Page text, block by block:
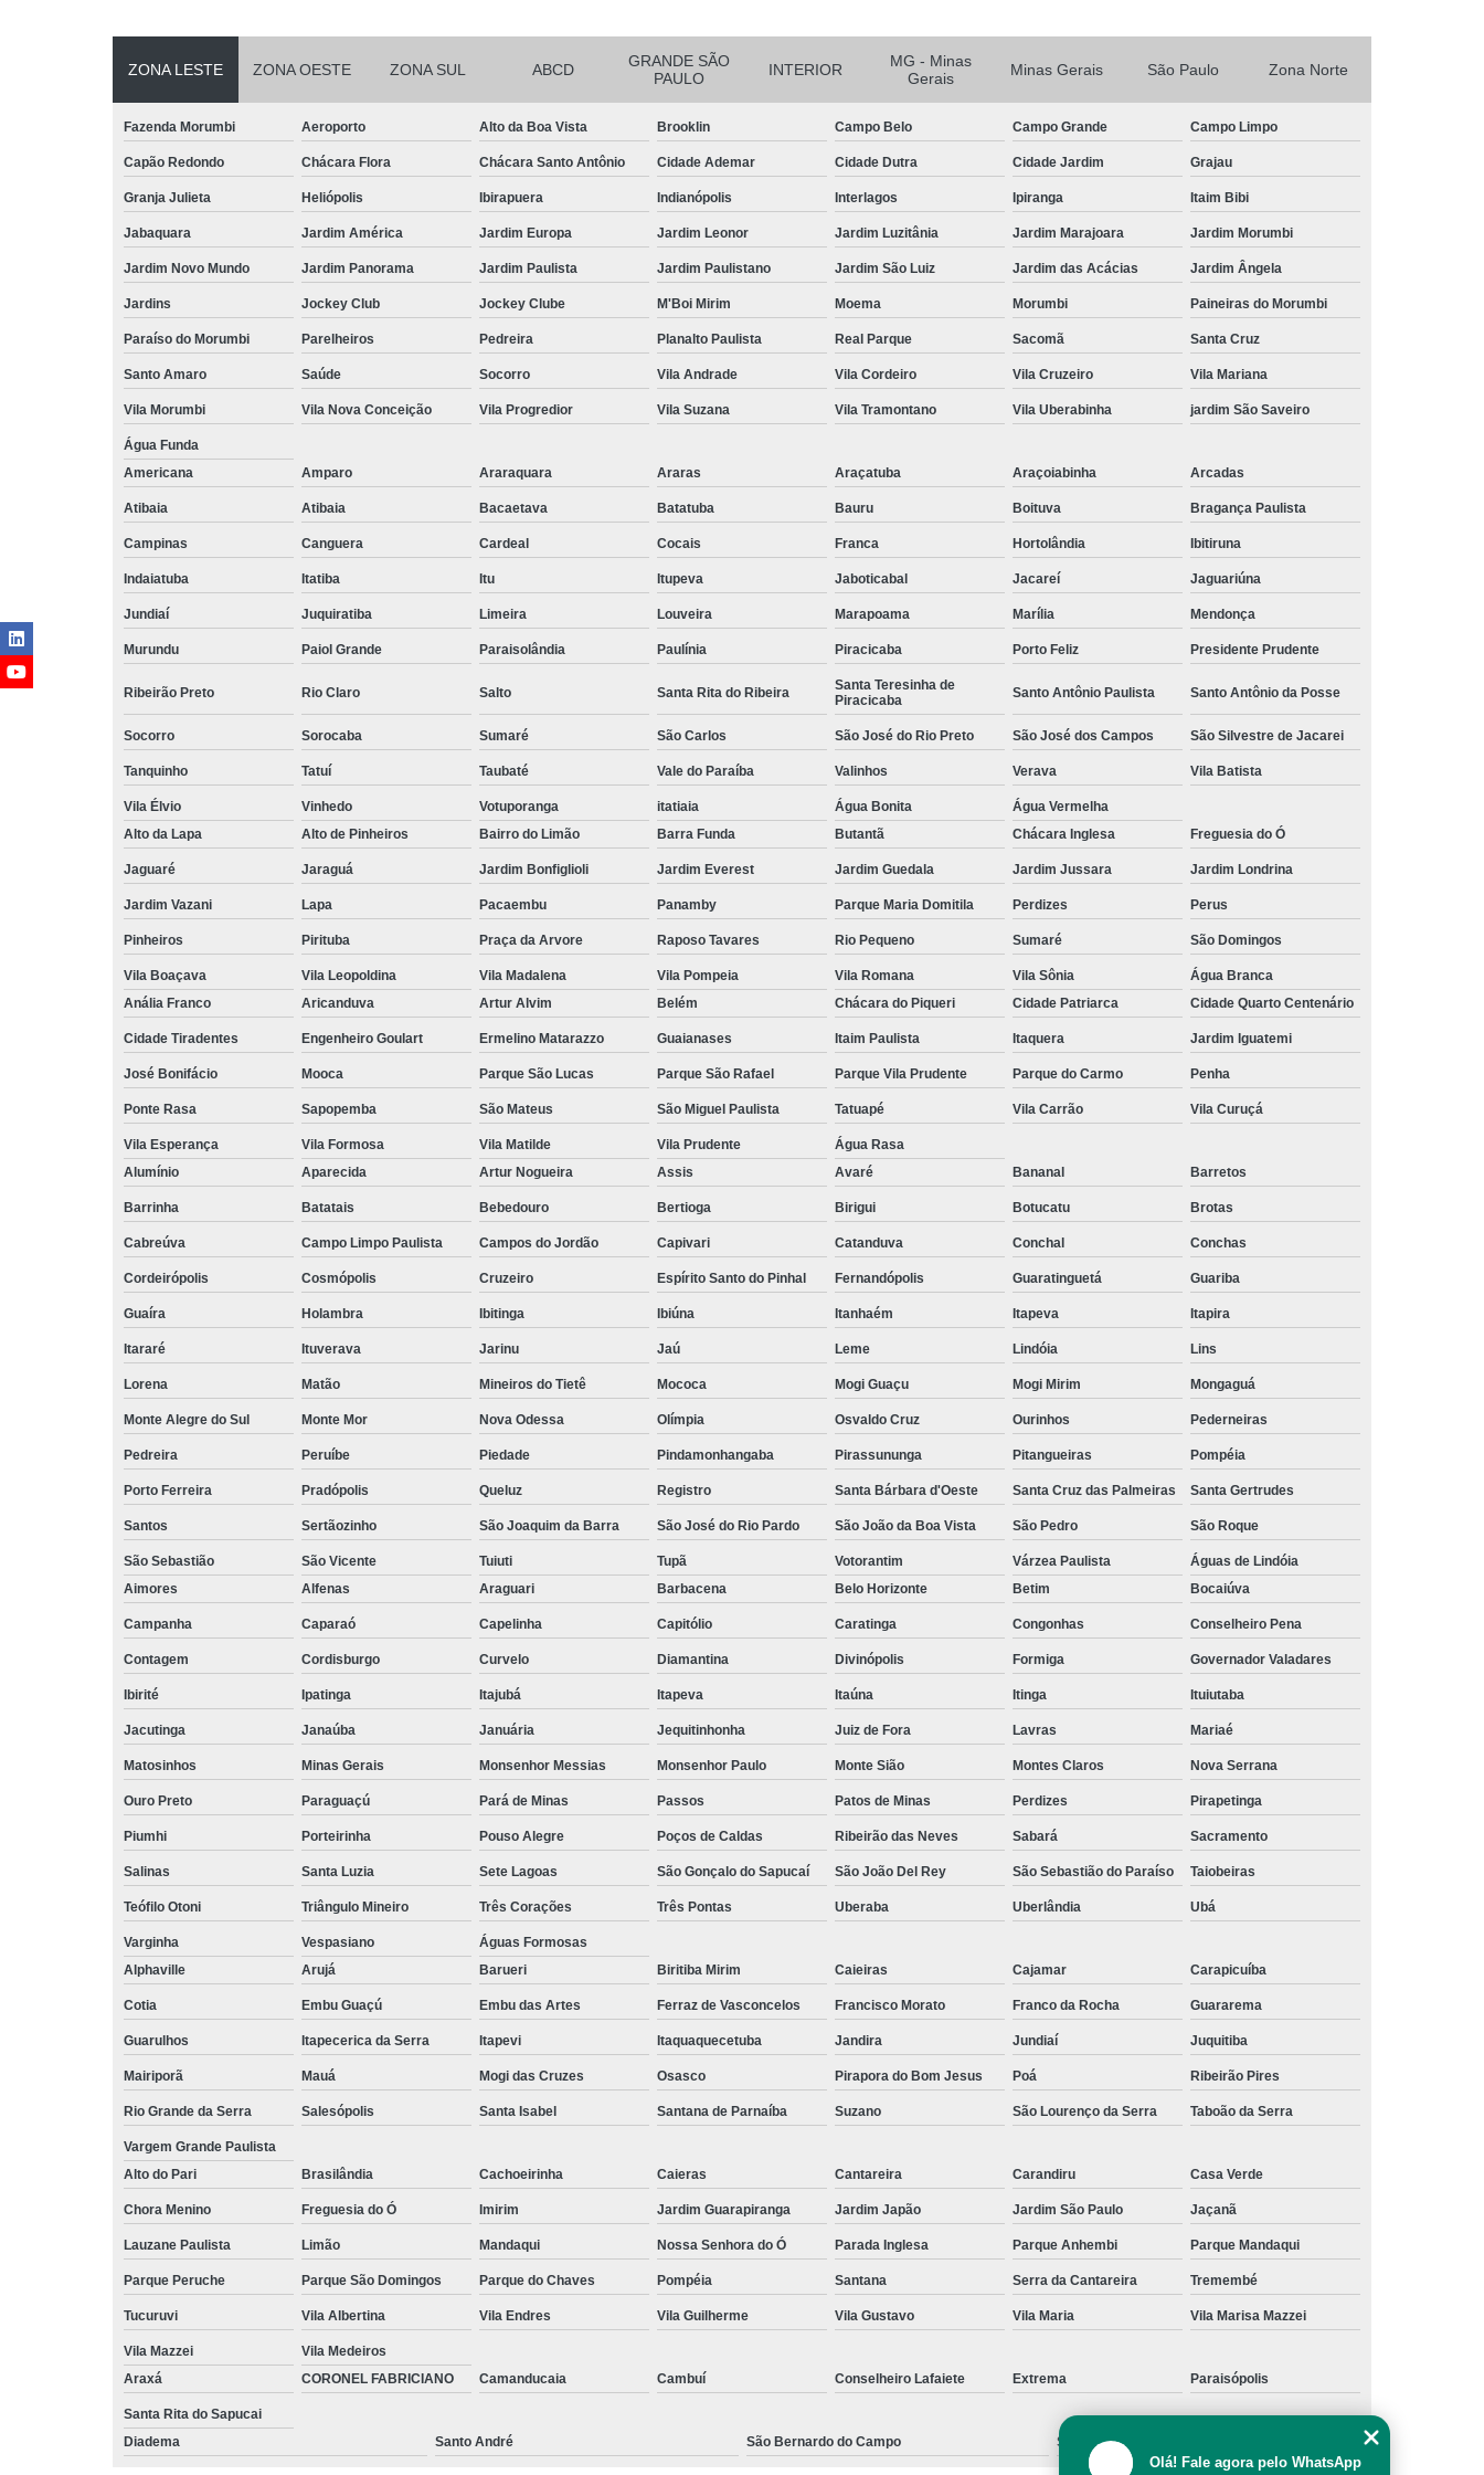
Tratamento de Ar Comprimido Unidade
Tratamento do Ar Comprimido
Tratamento do Ar Comprimido Empresas
Tratamento para Ar Comprimido
Tubo de Alumínio Ar Comprimido
Tubo de Alumínio Azul para Ar Comprimido
Tubo de Alumínio de Ar Comprimido
Tubo de Alumínio para Ar Comprimido
Tubo de Alumínio para Rede de Ar Comprimido
Tubo em Alumínio Ar Comprimido
Tubo em Alumínio para Ar Comprimido
Tubo para Ar Comprimido em Alumínio
Tubulação de Ar Comprimido em Alumínio
Tubulação em Alumínio Azul
Tubulação em Alumínio Calibrado
Tubulação em Alumínio e Conexões
Tubulação em Alumínio para Gases Inertes
Tubulação em Alumínio Parker
Tubulação em Alumínio Vantagens
Tubulação para Ar Comprimido em Alumínio
Tubulação Transair em Alumínio
ZONA LESTE ZONA OESTE ZONA SUL ABCD
GRANDE SÃO
PAULO
INTERIOR
MG - Minas
Gerais
Minas Gerais São Paulo Zona Norte
Fazenda Morumbi Aeroporto Alto da Boa Vista Brooklin Campo Belo Campo Grande Campo Limpo
Capão Redondo Chácara Flora Chácara Santo Antônio Cidade Ademar Cidade Dutra Cidade Jardim Grajau
Granja Julieta Heliópolis Ibirapuera Indianópolis Interlagos Ipiranga Itaim Bibi
Jabaquara Jardim América Jardim Europa Jardim Leonor Jardim Luzitânia Jardim Marajoara Jardim Morumbi
Jardim Novo Mundo Jardim Panorama Jardim Paulista Jardim Paulistano Jardim São Luiz Jardim das Acácias Jardim Ângela
Jardins Jockey Club Jockey Clube M'Boi Mirim Moema Morumbi Paineiras do Morumbi
Paraíso do Morumbi Parelheiros Pedreira Planalto Paulista Real Parque Sacomã Santa Cruz
Santo Amaro Saúde Socorro Vila Andrade Vila Cordeiro Vila Cruzeiro Vila Mariana
Vila Morumbi Vila Nova Conceição Vila Progredior Vila Suzana Vila Tramontano Vila Uberabinha jardim São Saveiro
Água Funda
Americana
Amparo Araraquara Araras Araçatuba Araçoiabinha Arcadas
Atibaia Atibaia Bacaetava Batatuba Bauru Boituva Bragança Paulista
Campinas Canguera Cardeal Cocais Franca Hortolândia Ibitiruna
Indaiatuba Itatiba Itu Itupeva Jaboticabal Jacareí Jaguariúna
Jundiaí Juquiratiba Limeira Louveira Marapoama Marília Mendonça
Murundu Paiol Grande Paraisolândia Paulínia Piracicaba Porto Feliz Presidente Prudente
Ribeirão Preto Rio Claro Salto Santa Rita do Ribeira
Santa Teresinha de
Piracicaba
Santo Antônio Paulista Santo Antônio da Posse
Socorro Sorocaba Sumaré São Carlos São José do Rio Preto São José dos Campos São Silvestre de Jacarei
Tanquinho Tatuí Taubaté Vale do Paraíba Valinhos Verava Vila Batista
Vila Élvio Vinhedo Votuporanga itatiaia Água Bonita
Água Vermelha
Alto da Lapa
Alto de Pinheiros Bairro do Limão Barra Funda Butantã Chácara Inglesa Freguesia do Ó
Jaguaré Jaraguá Jardim Bonfiglioli Jardim Everest Jardim Guedala Jardim Jussara Jardim Londrina
Jardim Vazani Lapa Pacaembu Panamby Parque Maria Domitila Perdizes Perus
Pinheiros Pirituba Praça da Arvore Raposo Tavares Rio Pequeno Sumaré São Domingos
Vila Boaçava Vila Leopoldina Vila Madalena Vila Pompeia Vila Romana Vila Sônia
Água Branca
Anália Franco
Aricanduva Artur Alvim Belém Chácara do Piqueri Cidade Patriarca Cidade Quarto Centenário
Cidade Tiradentes Engenheiro Goulart Ermelino Matarazzo Guaianases Itaim Paulista Itaquera Jardim Iguatemi
José Bonifácio Mooca Parque São Lucas Parque São Rafael Parque Vila Prudente Parque do Carmo Penha
Ponte Rasa Sapopemba São Mateus São Miguel Paulista Tatuapé Vila Carrão Vila Curuçá
Vila Esperança Vila Formosa Vila Matilde Vila Prudente
Água Rasa
Alumínio
Aparecida Artur Nogueira Assis Avaré Bananal Barretos
Barrinha Batatais Bebedouro Bertioga Birigui Botucatu Brotas
Cabreúva Campo Limpo Paulista Campos do Jordão Capivari Catanduva Conchal Conchas
Cordeirópolis Cosmópolis Cruzeiro Espírito Santo do Pinhal Fernandópolis Guaratinguetá Guariba
Guaíra Holambra Ibitinga Ibiúna Itanhaém Itapeva Itapira
Itararé Ituverava Jarinu Jaú Leme Lindóia Lins
Lorena Matão Mineiros do Tietê Mococa Mogi Guaçu Mogi Mirim Mongaguá
Monte Alegre do Sul Monte Mor Nova Odessa Olímpia Osvaldo Cruz Ourinhos Pederneiras
Pedreira Peruíbe Piedade Pindamonhangaba Pirassununga Pitangueiras Pompéia
Porto Ferreira Pradópolis Queluz Registro Santa Bárbara d'Oeste Santa Cruz das Palmeiras Santa Gertrudes
Santos Sertãozinho São Joaquim da Barra São José do Rio Pardo São João da Boa Vista São Pedro São Roque
São Sebastião São Vicente Tuiuti Tupã Votorantim Várzea Paulista
Águas de Lindóia
Aimores
Alfenas Araguari Barbacena Belo Horizonte Betim Bocaiúva
Campanha Caparaó Capelinha Capitólio Caratinga Congonhas Conselheiro Pena
Contagem Cordisburgo Curvelo Diamantina Divinópolis Formiga Governador Valadares
Ibirité Ipatinga Itajubá Itapeva Itaúna Itinga Ituiutaba
Jacutinga Janaúba Januária Jequitinhonha Juiz de Fora Lavras Mariaé
Matosinhos Minas Gerais Monsenhor Messias Monsenhor Paulo Monte Sião Montes Claros Nova Serrana
Ouro Preto Paraguaçú Pará de Minas Passos Patos de Minas Perdizes Pirapetinga
Piumhi Porteirinha Pouso Alegre Poços de Caldas Ribeirão das Neves Sabará Sacramento
Salinas Santa Luzia Sete Lagoas São Gonçalo do Sapucaí São João Del Rey São Sebastião do Paraíso Taiobeiras
Teófilo Otoni Triângulo Mineiro Três Corações Três Pontas Uberaba Uberlândia Ubá
Varginha Vespasiano
Águas Formosas
Alphaville
Arujá Barueri Biritiba Mirim Caieiras Cajamar Carapicuíba
Cotia Embu Guaçú Embu das Artes Ferraz de Vasconcelos Francisco Morato Franco da Rocha Guararema
Guarulhos Itapecerica da Serra Itapevi Itaquaquecetuba Jandira Jundiaí Juquitiba
Mairiporã Mauá Mogi das Cruzes Osasco Pirapora do Bom Jesus Poá Ribeirão Pires
Rio Grande da Serra Salesópolis Santa Isabel Santana de Parnaíba Suzano São Lourenço da Serra Taboão da Serra
Vargem Grande Paulista
Alto do Pari
Brasilândia Cachoeirinha Caieras Cantareira Carandiru Casa Verde
Chora Menino Freguesia do Ó Imirim Jardim Guarapiranga Jardim Japão Jardim São Paulo Jaçanã
Lauzane Paulista Limão Mandaqui Nossa Senhora do Ó Parada Inglesa Parque Anhembi Parque Mandaqui
Parque Peruche Parque São Domingos Parque do Chaves Pompéia Santana Serra da Cantareira Tremembé
Tucuruvi Vila Albertina Vila Endres Vila Guilherme Vila Gustavo Vila Maria Vila Marisa Mazzei
Vila Mazzei
Vila Medeiros
Araxá
CORONEL FABRICIANO Camanducaia Cambuí Conselheiro Lafaiete Extrema Paraisópolis
Santa Rita do Sapucai
Diadema
Santo André São Bernardo do Campo São Caetano do Sul
Olá! Fale agora pelo WhatsApp